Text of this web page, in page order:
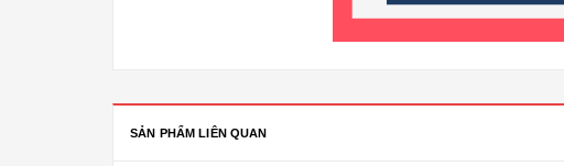
SẢN PHẨM LIÊN QUAN